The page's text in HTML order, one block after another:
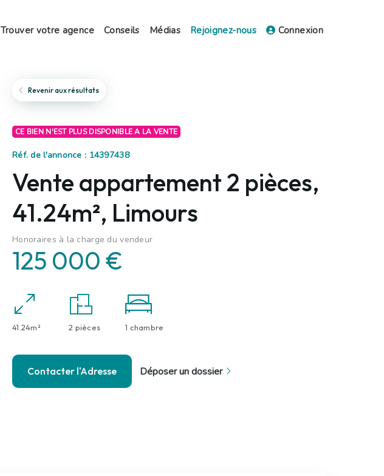
Trouver votre agence Conseils Médias Rejoignez-nous Connexion
Revenir aux résultats
CE BIEN N'EST PLUS DISPONIBLE A LA VENTE
Réf. de l'annonce : 14397438
Vente appartement 2 pièces,
41.24m², Limours
Honoraires à la charge du vendeur
125 000 €
41.24m² 2 pièces 1 chambre
Contacter l'Adresse Déposer un dossier